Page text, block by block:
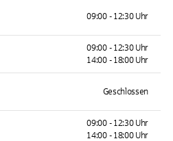
09:00 - 12:30 Uhr
09:00 - 12:30 Uhr
14:00 - 18:00 Uhr
Geschlossen
09:00 - 12:30 Uhr
14:00 - 18:00 Uhr